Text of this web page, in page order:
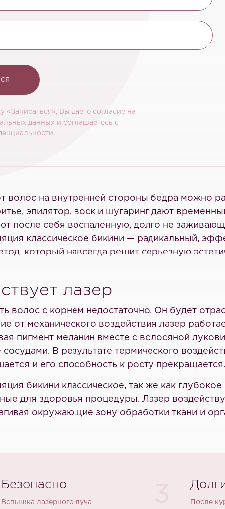
«Записаться», Вы даете согласие на
данных и соглашаетесь c
волос на внутренней стороны бедра можно
эпилятор, воск и шугаринг дают
после себя воспаленную, долго не
классическое бикини — радикальный,
который навсегда решит серьезную
лазер
волос с корнем недостаточно. Он будет
от механического воздействия лазер
пигмент меланин вместе с волосяной
В результате термического
и его способность к росту прекращается.
бикини классическое, так же как глубокое
для здоровья процедуры. Лазер
окружающие зону обработки ткани и
Безопасно
Вспышка лазерного луча
После